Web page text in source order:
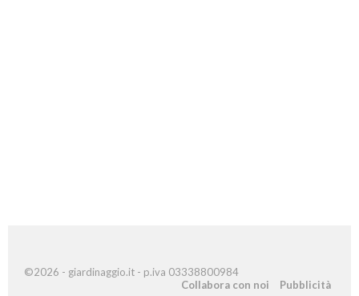
©2026 - giardinaggio.it - p.iva 03338800984
Collabora con noi
Pubblicità